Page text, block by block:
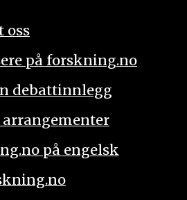
oss
på forskning.no
debattinnlegg
arrangementer
på engelsk